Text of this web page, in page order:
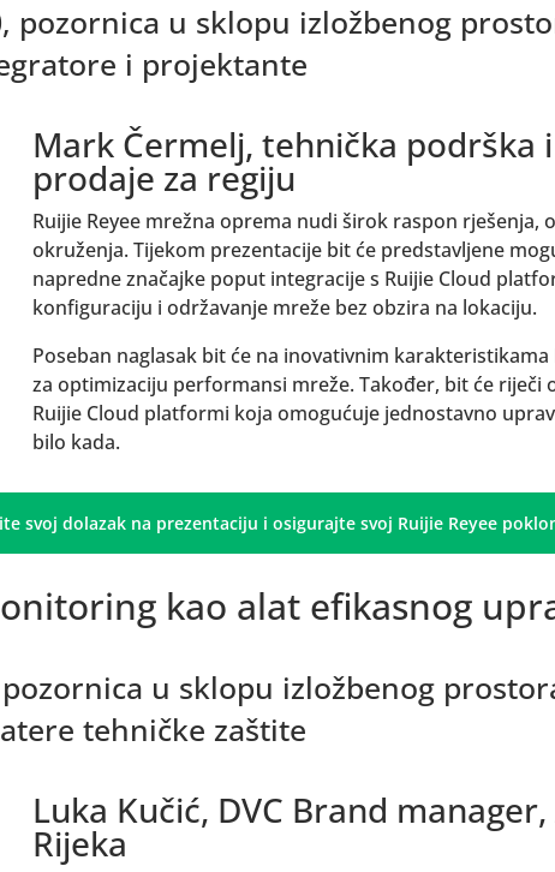
pozornica u sklopu izložbenog
i projektante
Mark Čermelj, tehnička podrška
prodaje za regiju
Ruijie Reyee mrežna oprema nudi širok raspon
okruženja. Tijekom prezentacije bit će predstavljene
napredne značajke poput integracije s Ruijie Cloud
konfiguraciju i održavanje mreže bez obzira na lokaciju.
Poseban naglasak bit će na inovativnim
za optimizaciju performansi mreže. Također, bit će
Ruijie Cloud platformi koja omogućuje jednostavno
bilo kada.
svoj dolazak na prezentaciju i osigurajte svoj Ruijie Reyee
kao alat efikasnog
pozornica u sklopu izložbenog
tehničke zaštite
Luka Kučić, DVC Brand
Rijeka